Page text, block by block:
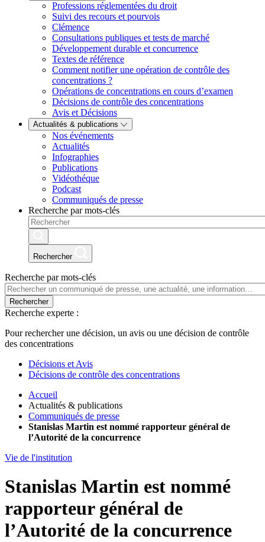
Professions réglementées du droit
Suivi des recours et pourvois
Clémence
Consultations publiques et tests de marché
Développement durable et concurrence
Textes de référence
Comment notifier une opération de contrôle des
concentrations ?
Opérations de concentrations en cours d’examen
Décisions de contrôle des concentrations
Avis et Décisions
Actualités & publications
Nos événements
Actualités
Infographies
Publications
Vidéothéque
Podcast
Communiqués de presse
Recherche par mots-clés
Rechercher
Recherche par mots-clés
Rechercher
Recherche experte :
Pour rechercher une décision, un avis ou une décision de contrôle
des concentrations
Décisions et Avis
Décisions de contrôle des concentrations
Accueil
Actualités & publications
Communiqués de presse
Stanislas Martin est nommé rapporteur général de
l’Autorité de la concurrence
Vie de l'institution
Stanislas Martin est nommé
rapporteur général de
l’Autorité de la concurrence